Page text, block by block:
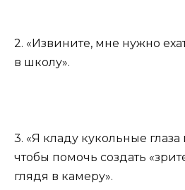
2. «Извините, мне нужно
в школу».
3. «Я кладу кукольные глаза
чтобы помочь создать
глядя в камеру».